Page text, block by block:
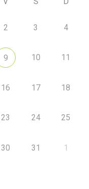
2 3 4
9 10 11
16 17 18
23 24 25
30 31 1